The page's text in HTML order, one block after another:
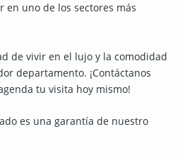
en uno de los sectores más
de vivir en el lujo y la comodidad
departamento. ¡Contáctanos
tu visita hoy mismo!
es una garantía de nuestro